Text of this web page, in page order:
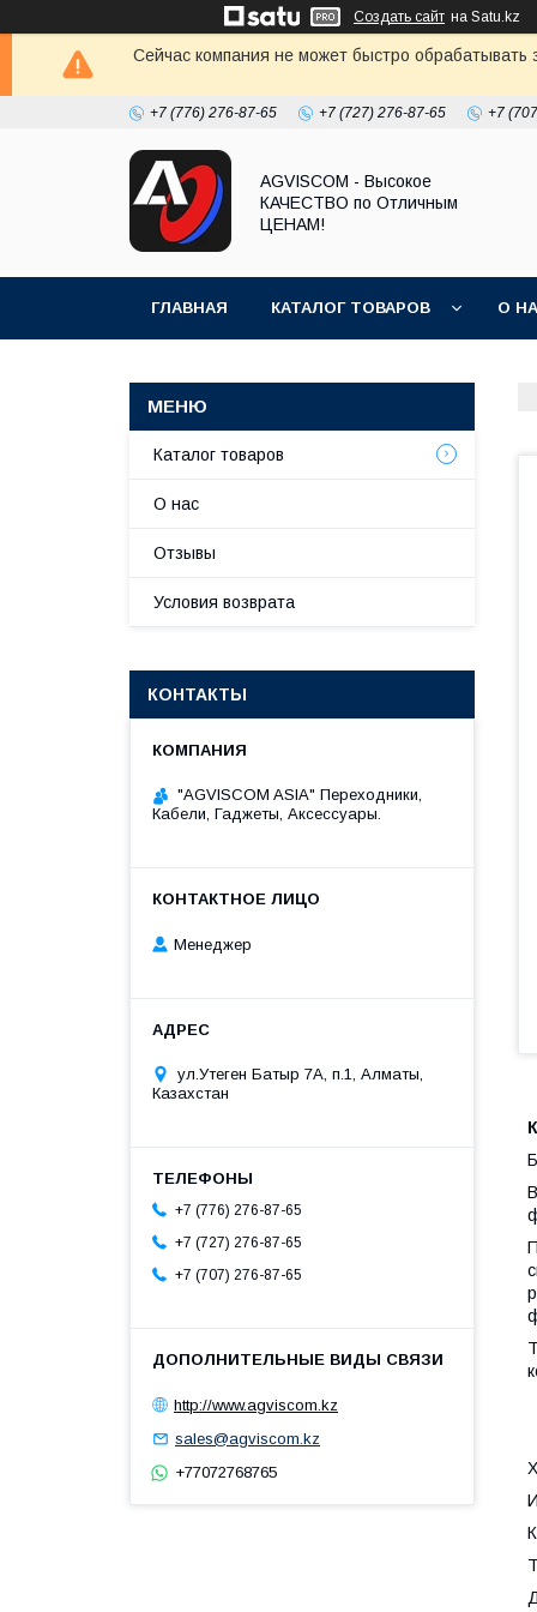
Создать сайт на Satu.kz
Сейчас компания не может быстро
+7 (776) 276-87-65 +7 (727) 276-87-65 +7
AGVISCOM - Высокое
КАЧЕСТВО по Отличным
ЦЕНАМ!
ГЛАВНАЯ КАТАЛОГ ТОВАРОВ О
Каталог товаров
О нас
Отзывы
Условия возврата
КОНТАКТЫ
"AGVISCOM ASIA" Переходники,
Кабели, Гаджеты, Аксессуары.
Менеджер
ул.Утеген Батыр 7А, п.1, Алматы,
Казахстан
+7 (776) 276-87-65
+7 (727) 276-87-65
+7 (707) 276-87-65
http://www.agviscom.kz
sales@agviscom.kz
+77072768765